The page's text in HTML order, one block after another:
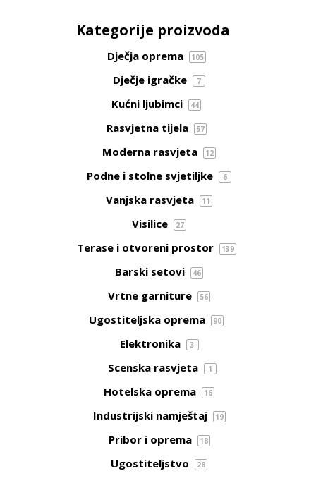
Kategorije proizvoda
Dječja oprema 105
Dječje igračke 7
Kućni ljubimci 44
Rasvjetna tijela 57
Moderna rasvjeta 12
Podne i stolne svjetiljke 6
Vanjska rasvjeta 11
Visilice 27
Terase i otvoreni prostor 139
Barski setovi 46
Vrtne garniture 56
Ugostiteljska oprema 90
Elektronika 3
Scenska rasvjeta 1
Hotelska oprema 16
Industrijski namještaj 19
Pribor i oprema 18
Ugostiteljstvo 28